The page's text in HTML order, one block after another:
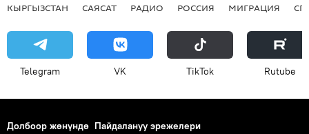
КЫРГЫЗСТАН САЯСАТ РАДИО РОССИЯ МИГРАЦИЯ
Telegram VK ТikТоk Rutube
Долбоор жөнүндө Пайдалануу эрежелери